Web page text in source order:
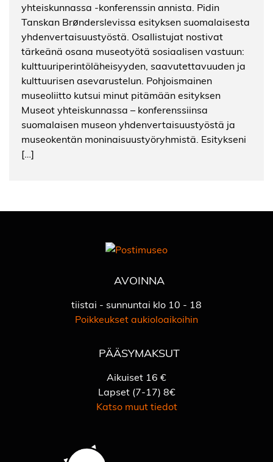
yhteiskunnassa -konferenssin annista. Pidin
Tanskan Brønderslevissa esityksen suomalaisesta
yhdenvertaisuustyöstä. Osallistujat nostivat
tärkeänä osana museotyötä sosiaalisen vastuun:
kulttuuriperintöläheisyyden, saavutettavuuden ja
kulttuurisen asevarustelun. Pohjoismainen
museoliitto kutsui minut pitämään esityksen
Museot yhteiskunnassa – konferenssiinsa
suomalaisen museon yhdenvertaisuustyöstä ja
museokentän moninaisuustyöryhmistä. Esitykseni
[…]
AVOINNA
tiistai - sunnuntai klo 10 - 18
Poikkeukset aukioloaikoihin
PÄÄSYMAKSUT
Aikuiset 16 €
Lapset (7-17) 8€
Katso muut tiedot